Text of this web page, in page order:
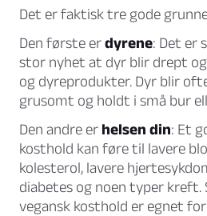
Det er faktisk tre gode
Den første erdyrene: Det er
stor nyhet at dyr blir drept
og dyreprodukter. Dyr blir
grusomt og holdt i små bur
Den andre er helsen din: Et
kosthold kan føre til lavere
kolesterol, lavere
diabetes og noen typer
vegansk kosthold er egnet